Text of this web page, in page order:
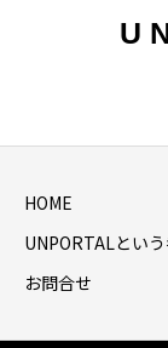
U
HOME
UNPORTALとい
お問合せ